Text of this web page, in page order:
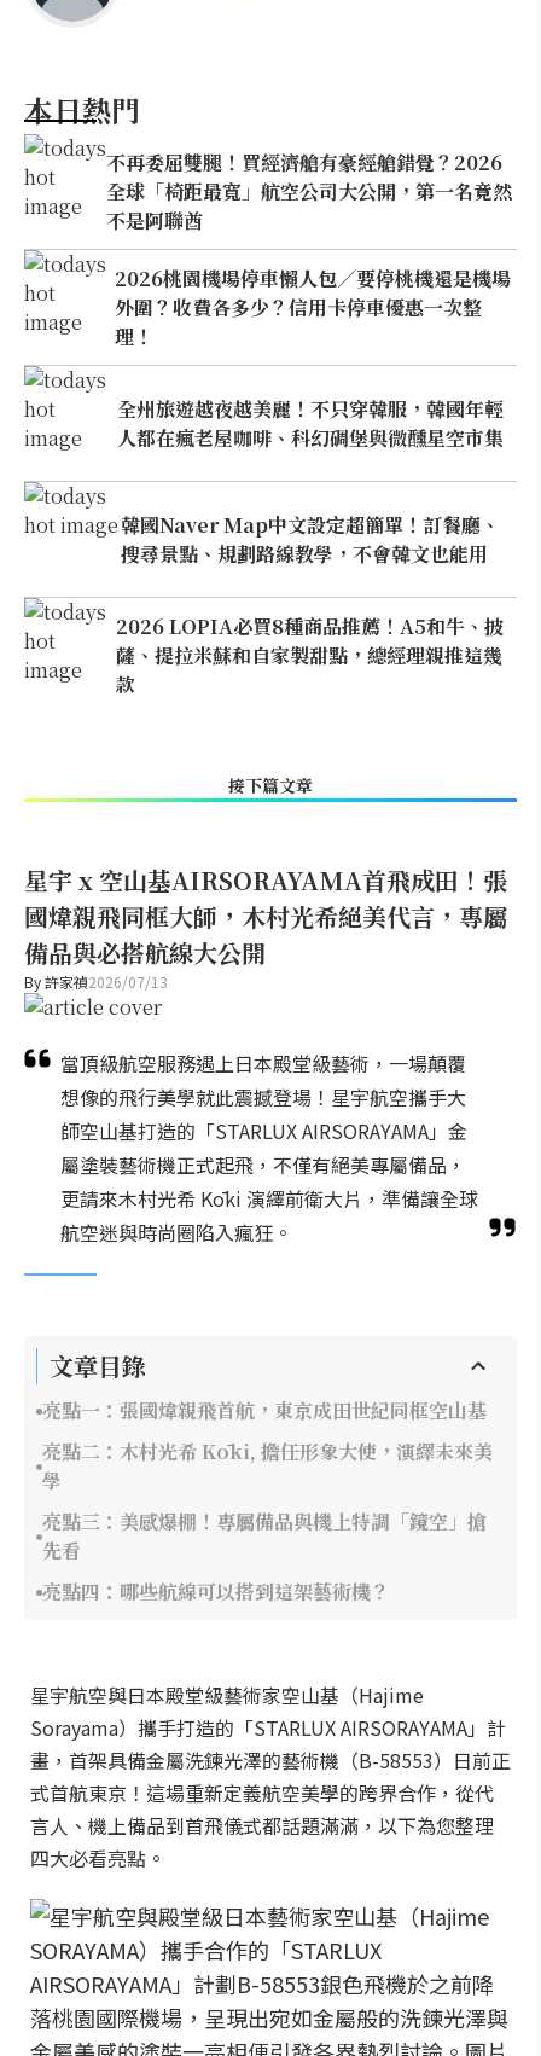
本日熱門
不再委屈雙腿！買經濟艙有豪經艙錯覺？2026
全球「椅距最寬」航空公司大公開，第一名竟然
不是阿聯酋
2026桃園機場停車懶人包／要停桃機還是機場
外圍？收費各多少？信用卡停車優惠一次整
理！
全州旅遊越夜越美麗！不只穿韓服，韓國年輕
人都在瘋老屋咖啡、科幻碉堡與微醺星空市集
韓國Naver Map中文設定超簡單！訂餐廳、
搜尋景點、規劃路線教學，不會韓文也能用
2026 LOPIA必買8種商品推薦！A5和牛、披
薩、提拉米蘇和自家製甜點，總經理親推這幾
款
接下篇文章
星宇 x 空山基AIRSORAYAMA首飛成田！張
國煒親飛同框大師，木村光希絕美代言，專屬
備品與必搭航線大公開
By許家禎2026/07/13
當頂級航空服務遇上日本殿堂級藝術，一場顛覆
想像的飛行美學就此震撼登場！星宇航空攜手大
師空山基打造的「STARLUX AIRSORAYAMA」金
屬塗裝藝術機正式起飛，不僅有絕美專屬備品，
更請來木村光希 Kōki 演繹前衛大片，準備讓全球
航空迷與時尚圈陷入瘋狂。
文章目錄
亮點一：張國煒親飛首航，東京成田世紀同框空山基
亮點二：木村光希 Kōki, 擔任形象大使，演繹未來美
學
亮點三：美感爆棚！專屬備品與機上特調「鏡空」搶
先看
亮點四：哪些航線可以搭到這架藝術機？
星宇航空與日本殿堂級藝術家空山基（Hajime
Sorayama）攜手打造的「STARLUX AIRSORAYAMA」計
畫，首架具備金屬洗鍊光澤的藝術機（B-58553）日前正
式首航東京！這場重新定義航空美學的跨界合作，從代
言人、機上備品到首飛儀式都話題滿滿，以下為您整理
四大必看亮點。